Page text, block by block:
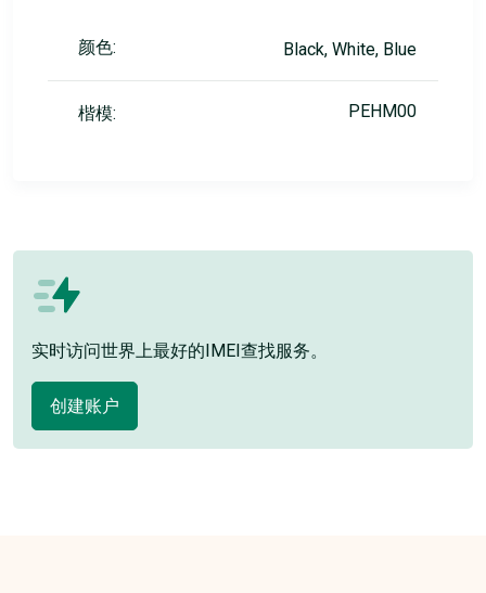
颜色: Black, White, Blue
楷模: PEHM00
实时访问世界上最好的IMEI查找服务。
创建账户